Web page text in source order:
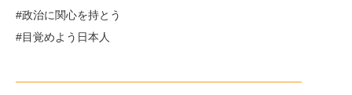
#政治に関心を持とう
#目覚めよう日本人
——————————————————————————